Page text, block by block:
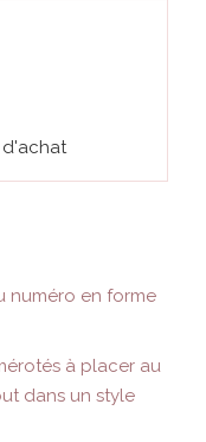
d'achat
numéro en forme
à placer au
dans un style